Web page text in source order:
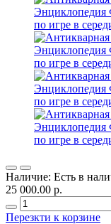
Наличие: Есть в
25 000.00 р.
Перезкти к корзине